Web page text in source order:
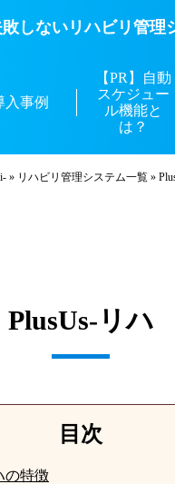
敗しないリハビリ管理
入事例
【PR】自動
スケジュー
ル機能と
は？
» リハビリ管理システム一覧 »
PlusUs-リハ
目次
の特徴